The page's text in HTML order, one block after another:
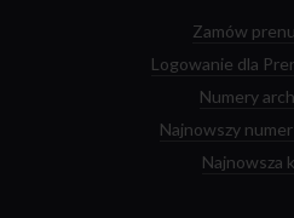
Zamów
Logowanie dla
Numery
Najnowszy
Najnowsza